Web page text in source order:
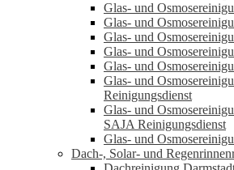
Glas- und
Glas- und
Glas- und
Glas- und
Glas- und
Glas- und
Reinigungsdienst
Glas- und
SAJA Reinigungsdienst
Glas- und
Dach-, Solar- und